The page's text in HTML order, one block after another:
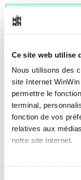
Ce site web utilise
Nous utilisons des
site Internet
permettre le
terminal,
fonction de vos
relatives aux
notre site internet.
Note